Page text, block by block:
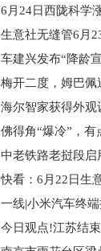
梅开二度，姆巴佩
中老铁路老挝段启
快看：6月22日生